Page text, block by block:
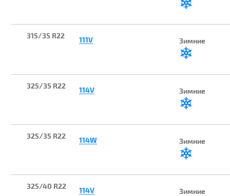
315/35 R22 111V Зимние
325/35 R22 114V Зимние
325/35 R22 114W Зимние
325/40 R22 114V Зимние